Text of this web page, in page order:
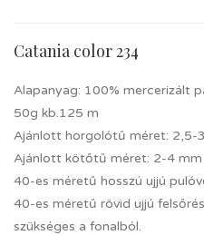
Catania color 234
Alapanyag: 100% mercerizált
50g kb.125 m
Ajánlott horgolótű méret: 2,5-
Ajánlott kötőtű méret: 2-4 mm
40-es méretű hosszú ujjú
40-es méretű rövid ujjú
szükséges a fonalból.